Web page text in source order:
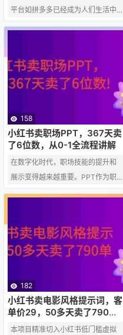
根据用户的需求和…
平台如拼多多已经成为人们生活中
不可或缺的一部分。在这样一个竞
提供了一个全新的创业机会。本文
将详细介绍如何在拼多多上开设AI
虚拟服务店，以及如何实现月稳定
收入1-2万。 一、拼多多AI虚拟服务
店的优势 低成本：与传统实体店铺
相比，AI虚拟服务店无需租赁店
面、装修等高昂成本，只需一台电
脑和网络连接即可开展业务。…
158
小红书卖职场PPT，367天卖
了6位数，从0-1全流程讲解
在数字化时代，职场技能的提升和
展示变得越来越重要。PPT作为职
场中常用的演示工具，其制作水平
台，近年来也逐渐成为职场技能交
流的热门场所。本文将详细解析如
何在小红书上从零开始，通过销售
职场PPT模板，实现367天内六位数
收入的全流程。 一、市场调研与定
位 确定目标受众：职场新人、中层
管理者、企业培训师等需要制作PP
182
小红书卖电影风格提示词，客
单价29，50多天卖了790
单，小白直接抄作业！
本项目精准切入小红书低门槛虚拟